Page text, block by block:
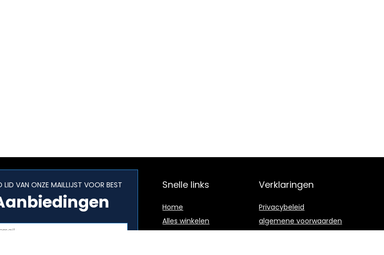
LID VAN ONZE MAILLIJST VOOR BEST Snelle links
Home
Alles winkelen
Verklaringen
Privacybeleid
algemene voorwaarden